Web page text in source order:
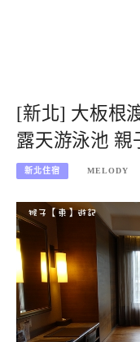
[新北] 大板根
露天游泳池 親
新北住宿 MELODY